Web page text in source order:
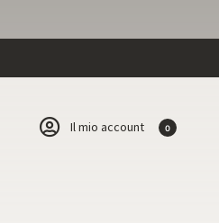
Il mio account 0